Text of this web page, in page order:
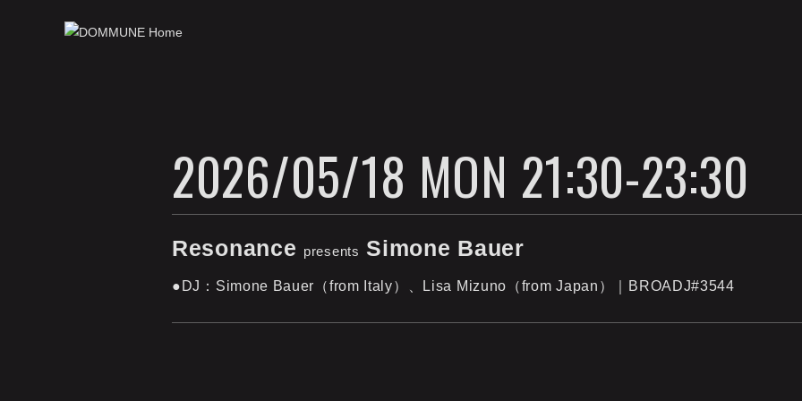
2026/05/18 MON 21:30-23:30
Resonance presents Simone Bauer
●DJ：Simone Bauer（from Italy）、Lisa Mizuno（from Japan）｜BROADJ#3544